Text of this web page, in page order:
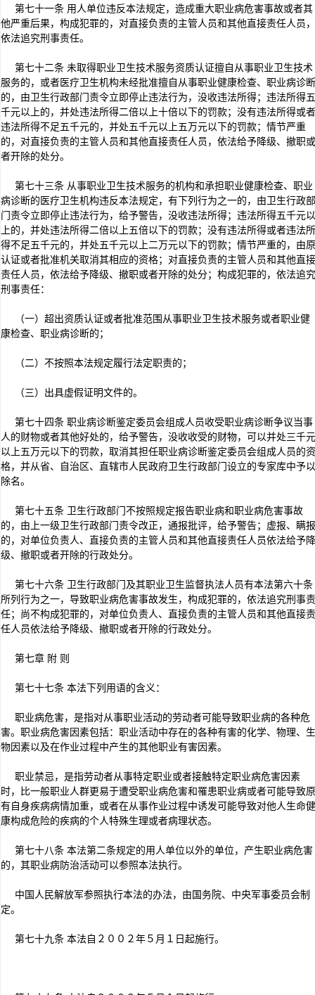
第七十一条 用人单位违反本法规定，造成重大职业病危害事故或者其
他严重后果，构成犯罪的，对直接负责的主管人员和其他直接责任人员，
依法追究刑事责任。
第七十二条 未取得职业卫生技术服务资质认证擅自从事职业卫生技术
服务的，或者医疗卫生机构未经批准擅自从事职业健康检查、职业病诊断
的，由卫生行政部门责令立即停止违法行为，没收违法所得；违法所得五
千元以上的，并处违法所得二倍以上十倍以下的罚款；没有违法所得或者
违法所得不足五千元的，并处五千元以上五万元以下的罚款；情节严重
的，对直接负责的主管人员和其他直接责任人员，依法给予降级、撤职或
者开除的处分。
第七十三条 从事职业卫生技术服务的机构和承担职业健康检查、职业
病诊断的医疗卫生机构违反本法规定，有下列行为之一的，由卫生行政部
门责令立即停止违法行为，给予警告，没收违法所得；违法所得五千元以
上的，并处违法所得二倍以上五倍以下的罚款；没有违法所得或者违法所
得不足五千元的，并处五千元以上二万元以下的罚款；情节严重的，由原
认证或者批准机关取消其相应的资格；对直接负责的主管人员和其他直接
责任人员，依法给予降级、撤职或者开除的处分；构成犯罪的，依法追究
刑事责任：
（一）超出资质认证或者批准范围从事职业卫生技术服务或者职业健
康检查、职业病诊断的；
（二）不按照本法规定履行法定职责的；
（三）出具虚假证明文件的。
第七十四条 职业病诊断鉴定委员会组成人员收受职业病诊断争议当事
人的财物或者其他好处的，给予警告，没收收受的财物，可以并处三千元
以上五万元以下的罚款，取消其担任职业病诊断鉴定委员会组成人员的资
格，并从省、自治区、直辖市人民政府卫生行政部门设立的专家库中予以
除名。
第七十五条 卫生行政部门不按照规定报告职业病和职业病危害事故
的，由上一级卫生行政部门责令改正，通报批评，给予警告；虚报、瞒报
的，对单位负责人、直接负责的主管人员和其他直接责任人员依法给予降
级、撤职或者开除的行政处分。
第七十六条 卫生行政部门及其职业卫生监督执法人员有本法第六十条
所列行为之一，导致职业病危害事故发生，构成犯罪的，依法追究刑事责
任；尚不构成犯罪的，对单位负责人、直接负责的主管人员和其他直接责
任人员依法给予降级、撤职或者开除的行政处分。
第七章 附 则
第七十七条 本法下列用语的含义：
职业病危害，是指对从事职业活动的劳动者可能导致职业病的各种危
害。职业病危害因素包括：职业活动中存在的各种有害的化学、物理、生
物因素以及在作业过程中产生的其他职业有害因素。
职业禁忌，是指劳动者从事特定职业或者接触特定职业病危害因素
时，比一般职业人群更易于遭受职业病危害和罹患职业病或者可能导致原
有自身疾病病情加重，或者在从事作业过程中诱发可能导致对他人生命健
康构成危险的疾病的个人特殊生理或者病理状态。
第七十八条 本法第二条规定的用人单位以外的单位，产生职业病危害
的，其职业病防治活动可以参照本法执行。
中国人民解放军参照执行本法的办法，由国务院、中央军事委员会制
定。
第七十九条 本法自２００２年５月１日起施行。